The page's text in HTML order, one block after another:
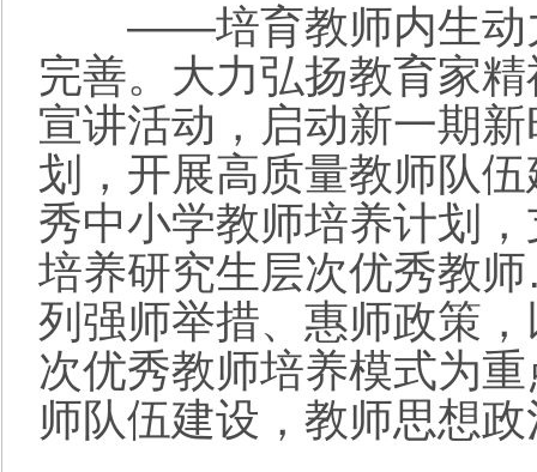
——培育教师内生动力
完善。大力弘扬教育家
宣讲活动，启动新一期
划，开展高质量教师队
秀中小学教师培养计划
培养研究生层次优秀教
列强师举措、惠师政策
次优秀教师培养模式为
师队伍建设，教师思想